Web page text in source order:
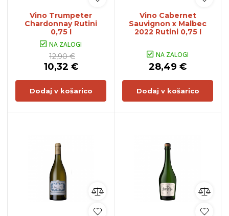
Vino Trumpeter
Chardonnay Rutini
0,75 l
NA ZALOGI
12,90 €
10,32 €
Dodaj v košarico
Vino Cabernet
Sauvignon x Malbec
2022 Rutini 0,75 l
NA ZALOGI
28,49 €
Dodaj v košarico